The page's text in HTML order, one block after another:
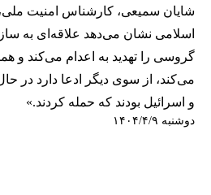
شایان سمیعی، کارشناس امنیت
اسلامی نشان می‌دهد علاقه‌ای به
گروسی را تهدید به اعدام می‌کند و
می‌کند، از سوی دیگر ادعا دارد در
و اسرائیل بودند که حمله کردند.»
دوشنبه ۱۴۰۴/۴/۹